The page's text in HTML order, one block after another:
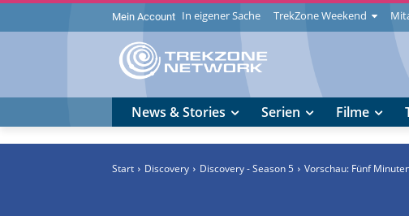
Mein Account In eigener Sache TrekZone Weekend
News & Stories Serien Filme
Start Discovery Discovery - Season 5 Vorschau: Fünf